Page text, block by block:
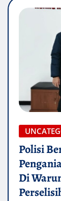
Polisi
Di